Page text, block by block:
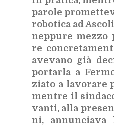
pa­ro­le
ro­bo­ti­ca ad
nep­pu­re mez­zo
re
ave­va­no già
por­tar­la a
zia­to a la­vo­ra­re
men­tre il
van­ti, alla
ni,